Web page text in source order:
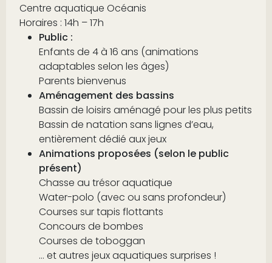
Centre aquatique Océanis
Horaires : 14h – 17h
Public :
Enfants de 4 à 16 ans (animations
adaptables selon les âges)
Parents bienvenus
Aménagement des bassins
Bassin de loisirs aménagé pour les plus petits
Bassin de natation sans lignes d’eau,
entièrement dédié aux jeux
Animations proposées (selon le public
présent)
Chasse au trésor aquatique
Water-polo (avec ou sans profondeur)
Courses sur tapis flottants
Concours de bombes
Courses de toboggan
… et autres jeux aquatiques surprises !